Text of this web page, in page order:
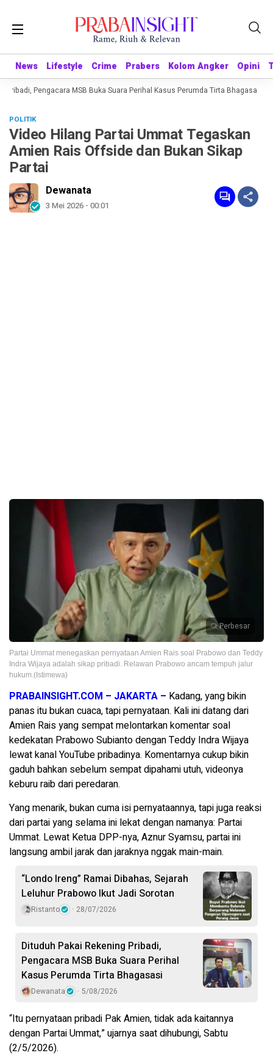
News Lifestyle Crime Prabers Kolom Angker Opini
News Lifestyle Crime Prabers Kolom Angker Opini
Pengacara MSB Buka Suara Perihal Kasus Perumda Tirta Bhagasasi
POLITIK
Video Hilang Partai Ummat Tegaskan
Amien Rais Offside dan Bukan Sikap
Partai
Dewanata
3 Mei 2026 - 00:01
Perbesar
Partai Ummat menegaskan pernyataan Amien Rais soal Prabowo dan Teddy
Indra Wijaya adalah sikap pribadi. Relawan Prabowo ancam tempuh jalur
hukum.(Istimewa)
PRABAINSIGHT.COM – JAKARTA – Kadang, yang bikin
panas itu bukan cuaca, tapi pernyataan. Kali ini datang dari
Amien Rais yang sempat melontarkan komentar soal
kedekatan Prabowo Subianto dengan Teddy Indra Wijaya
lewat kanal YouTube pribadinya. Komentarnya cukup bikin
gaduh bahkan sebelum sempat dipahami utuh, videonya
keburu raib dari peredaran.
Yang menarik, bukan cuma isi pernyataannya, tapi juga reaksi
dari partai yang selama ini lekat dengan namanya: Partai
Ummat. Lewat Ketua DPP-nya, Aznur Syamsu, partai ini
langsung ambil jarak dan jaraknya nggak main-main.
“Londo Ireng” Ramai Dibahas, Sejarah
Leluhur Prabowo Ikut Jadi Sorotan
Ristanto 28/07/2026
Dituduh Pakai Rekening Pribadi,
Pengacara MSB Buka Suara Perihal
Kasus Perumda Tirta Bhagasasi
Dewanata 5/08/2026
“Itu pernyataan pribadi Pak Amien, tidak ada kaitannya
dengan Partai Ummat,” ujarnya saat dihubungi, Sabtu
(2/5/2026).